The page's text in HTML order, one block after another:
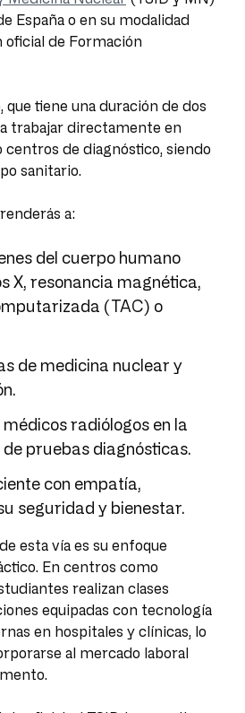
España o en su modalidad
oficial de Formación
tiene una duración de dos
trabajar directamente en
centros de diagnóstico, siendo
sanitario.
a:
del cuerpo humano
X, resonancia magnética,
(TAC) o
de medicina nuclear y
radiólogos en la
pruebas diagnósticas.
con empatía,
seguridad y bienestar.
esta vía es su enfoque
En centros como
realizan clases
equipadas con tecnología
en hospitales y clínicas, lo
al mercado laboral